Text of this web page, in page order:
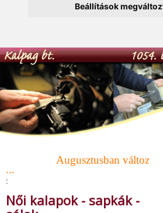
Beállítások
Augusztusban változó
...
:
Női kalapok - sapkák -